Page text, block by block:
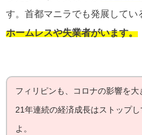
す。首都マニラでも発展してい
ホームレスや失業者がいます。
フィリピンも、コロナの影響を大
21年連続の経済成長はストップし
よ。